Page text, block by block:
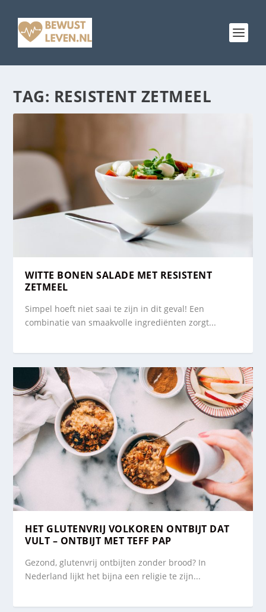
TAG: RESISTENT ZETMEEL
WITTE BONEN SALADE MET RESISTENT
ZETMEEL
Simpel hoeft niet saai te zijn in dit geval! Een
combinatie van smaakvolle ingrediënten zorgt...
HET GLUTENVRIJ VOLKOREN ONTBIJT DAT
VULT – ONTBIJT MET TEFF PAP
Gezond, glutenvrij ontbijten zonder brood? In
Nederland lijkt het bijna een religie te zijn...